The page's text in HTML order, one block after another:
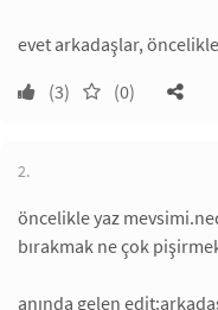
evet arkadaşlar,
(3)
(0)
2.
öncelikle yaz
bırakmak ne çok
anında gelen